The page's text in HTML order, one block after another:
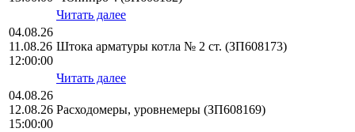
Читать далее
04.08.26
11.08.26
12:00:00
Штока арматуры котла № 2 ст. (ЗП608173)
Читать далее
04.08.26
12.08.26
15:00:00
Расходомеры, уровнемеры (ЗП608169)